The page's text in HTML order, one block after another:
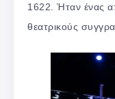
1622. Ήταν ένας
θεατρικούς